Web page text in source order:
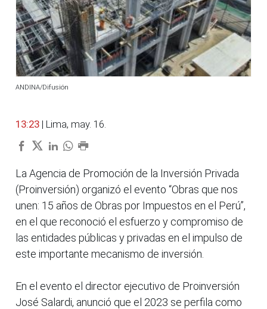
ANDINA/Difusión
13:23 | Lima, may. 16.
La Agencia de Promoción de la Inversión Privada
(Proinversión) organizó el evento “Obras que nos
unen: 15 años de Obras por Impuestos en el Perú”,
en el que reconoció el esfuerzo y compromiso de
las entidades públicas y privadas en el impulso de
este importante mecanismo de inversión.
En el evento el director ejecutivo de Proinversión
José Salardi, anunció que el 2023 se perfila como